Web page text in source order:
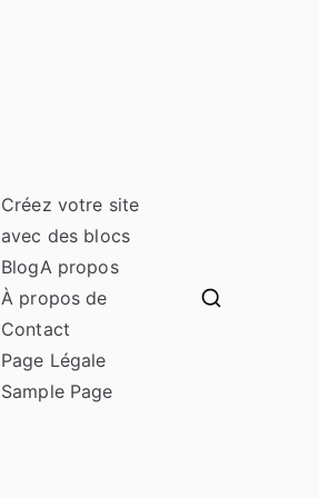
Créez votre site
avec des blocs
BlogA propos
À propos de
Contact
Page Légale
Sample Page